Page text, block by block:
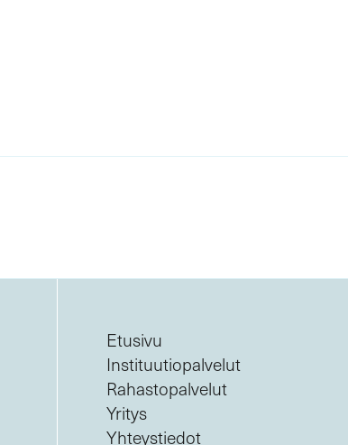
Etusivu
Instituutiopalvelut
Rahastopalvelut
Yritys
Yhteystiedot